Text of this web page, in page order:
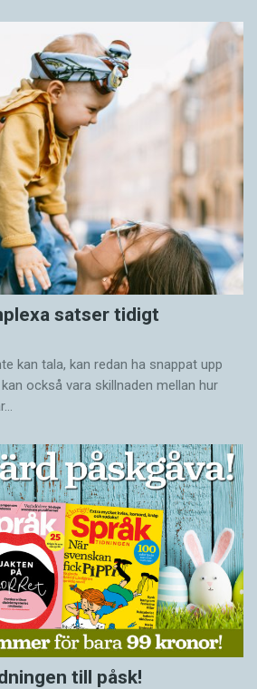
satser tidigt
kan tala, kan redan ha snappat upp
också vara skillnaden mellan hur
till påsk!